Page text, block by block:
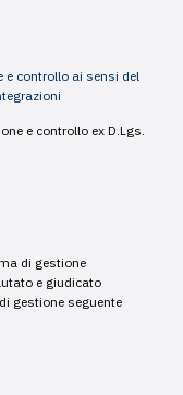
e controllo ai sensi del
e controllo ex D.Lgs.
di gestione
e giudicato
gestione seguente